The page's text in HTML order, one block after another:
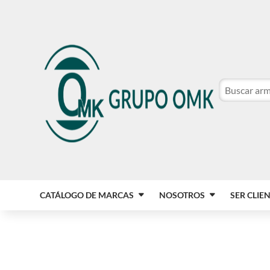
CATÁLOGO DE MARCAS NOSOTROS SER